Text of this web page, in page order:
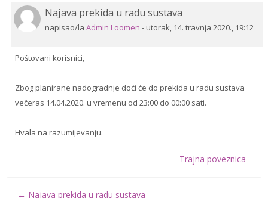
Pretraži
e-
kolegije
Najava prekida u radu sustava
napisao/la Admin Loomen - utorak, 14. travnja 2020., 19:12
Broj
odgovora:
Poštovani korisnici,
Zbog planirane nadogradnje doći će do prekida u radu sustava
večeras 14.04.2020. u vremenu od 23:00 do 00:00 sati.
Hvala na razumijevanju.
Trajna poveznica
← Najava prekida u radu sustava